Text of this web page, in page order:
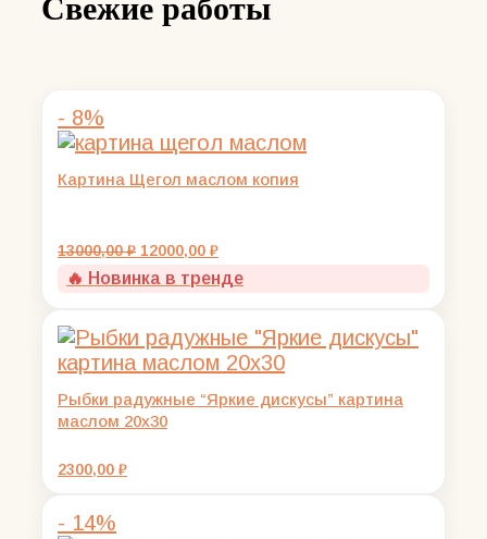
- 8%
Картина Щегол маслом копия
13000,00₽ Первоначальная
составляла
12000,00 ₽Текущая
12000,00 ₽.
🔥 Новинка в тренде
Рыбки радужные “Яркие дискусы” картина
маслом 20х30
2300,00 ₽
- 14%